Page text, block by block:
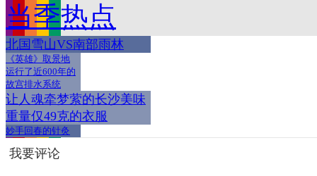
当季热点
北国雪山VS南部雨林
《英雄》取景地
运行了近600年的
故宫排水系统
让人魂牵梦萦的长沙美味
重量仅49克的衣服
妙手回春的针灸